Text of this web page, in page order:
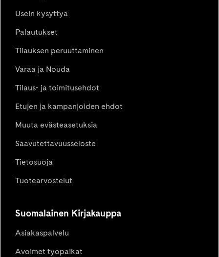
Usein kysyttyä
Palautukset
Tilauksen peruuttaminen
Varaa ja Nouda
Tilaus- ja toimitusehdot
Etujen ja kampanjoiden ehdot
Muuta evästeasetuksia
Saavutettavuusseloste
Tietosuoja
Tuotearvostelut
Suomalainen Kirjakauppa
Asiakaspalvelu
Avoimet työpaikat